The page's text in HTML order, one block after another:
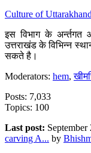
Culture of
इस विभाग के अर्न्तगत
उत्तराखंड के विभिन्न
सकते है।
Moderators: hem,
Posts: 7,033
Topics: 100
Last post:
carving A... by